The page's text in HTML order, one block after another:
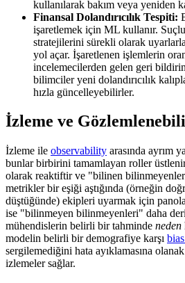
kullanılarak bakım veya yeniden
Finansal Dolandırıcılık Tespiti:
işaretlemek için ML kullanır.
stratejilerini sürekli olarak
yol açar. İşaretlenen işlemlerin
incelemecilerden gelen geri
bilimciler yeni dolandırıcılık
hızla güncelleyebilirler.
İzleme ve
İzleme ile observability arasında ayrım
bunlar birbirini tamamlayan roller
olarak reaktiftir ve "bilinen
metrikler bir eşiği aştığında (örneğin
düştüğünde) ekipleri uyarmak için
ise "bilinmeyen bilinmeyenleri" daha
mühendislerin belirli bir tahminde neden
modelin belirli bir demografiye karşı
sergilemediğini hata ayıklamasına olanak
izlemeler sağlar.